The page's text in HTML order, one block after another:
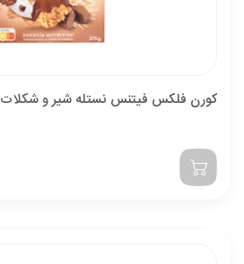
کورن فلکس فیتنس نستله شیر و شکلات 375 گرمی